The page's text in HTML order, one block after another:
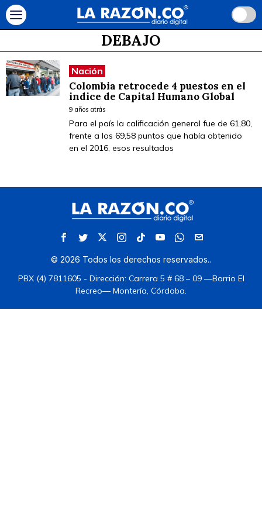
DEBAJO
Nación
Colombia retrocede 4 puestos en el
indice de Capital Humano Global
9 años atrás
Para el país la calificación general fue de 61,80,
frente a los 69,58 puntos que había obtenido
en el 2016, esos resultados
© 2026 Todos los derechos reservados..
PBX (4) 7811605 - Dirección: Carrera 5 # 68 – 09 —Barrio El
Recreo— Montería, Córdoba.